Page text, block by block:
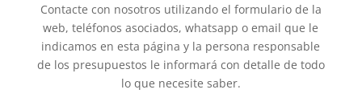
Contacte con nosotros utilizando el formulario de la
web, teléfonos asociados, whatsapp o email que le
indicamos en esta página y la persona responsable
de los presupuestos le informará con detalle de todo
lo que necesite saber.